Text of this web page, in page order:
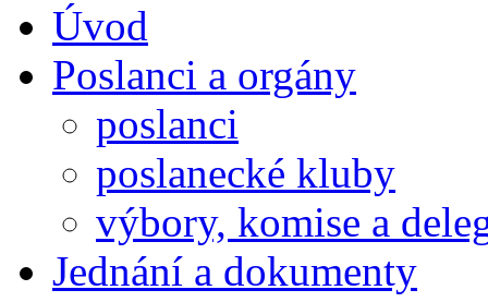
Úvod
Poslanci a orgány
poslanci
poslanecké kluby
výbory, komise a
Jednání a dokumenty